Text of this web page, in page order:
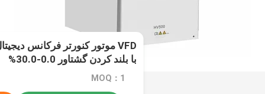
با بلند کردن گشتاور 0.0-30.0%
MOQ：1